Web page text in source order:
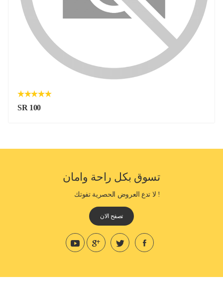
SR 100
تسوق بكل راحة وامان
! لا تدع العروض الحصرية تفوتك
تصفح الان